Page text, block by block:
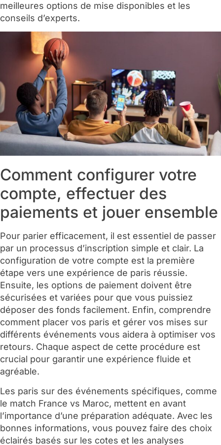
meilleures options de mise disponibles et les
conseils d’experts.
Comment configurer votre
compte, effectuer des
paiements et jouer ensemble
Pour parier efficacement, il est essentiel de passer
par un processus d’inscription simple et clair. La
configuration de votre compte est la première
étape vers une expérience de paris réussie.
Ensuite, les options de paiement doivent être
sécurisées et variées pour que vous puissiez
déposer des fonds facilement. Enfin, comprendre
comment placer vos paris et gérer vos mises sur
différents événements vous aidera à optimiser vos
retours. Chaque aspect de cette procédure est
crucial pour garantir une expérience fluide et
agréable.
Les paris sur des événements spécifiques, comme
le match France vs Maroc, mettent en avant
l’importance d’une préparation adéquate. Avec les
bonnes informations, vous pouvez faire des choix
éclairés basés sur les cotes et les analyses